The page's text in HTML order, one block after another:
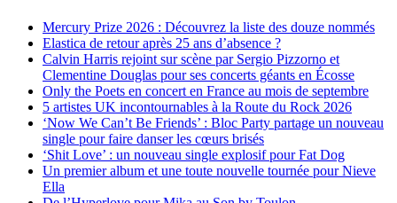
Mercury Prize 2026 : Découvrez la liste des douze nommés
Elastica de retour après 25 ans d’absence ?
Calvin Harris rejoint sur scène par Sergio Pizzorno et
Clementine Douglas pour ses concerts géants en Écosse
Only the Poets en concert en France au mois de septembre
5 artistes UK incontournables à la Route du Rock 2026
‘Now We Can’t Be Friends’ : Bloc Party partage un nouveau
single pour faire danser les cœurs brisés
‘Shit Love’ : un nouveau single explosif pour Fat Dog
Un premier album et une toute nouvelle tournée pour Nieve
Ella